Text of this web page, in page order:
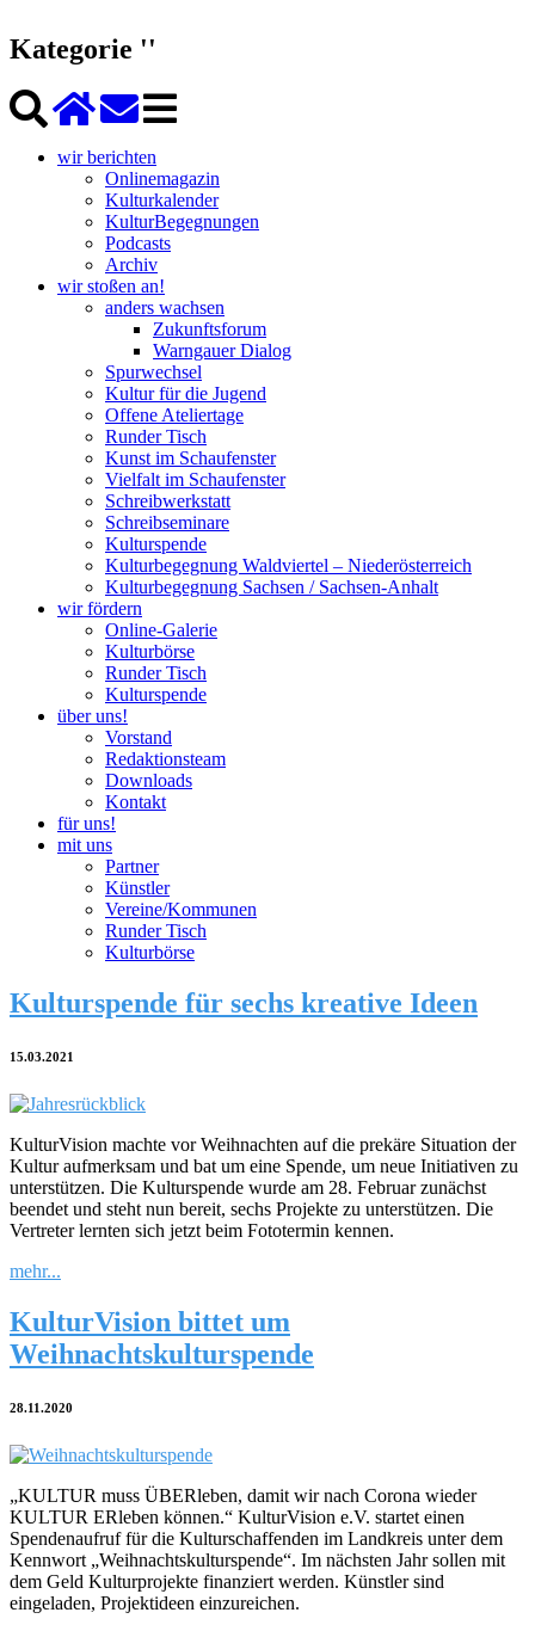
Kategorie ''
wir berichten
Onlinemagazin
Kulturkalender
KulturBegegnungen
Podcasts
Archiv
wir stoßen an!
anders wachsen
Zukunftsforum
Warngauer Dialog
Spurwechsel
Kultur für die Jugend
Offene Ateliertage
Runder Tisch
Kunst im Schaufenster
Vielfalt im Schaufenster
Schreibwerkstatt
Schreibseminare
Kulturspende
Kulturbegegnung Waldviertel – Niederösterreich
Kulturbegegnung Sachsen / Sachsen-Anhalt
wir fördern
Online-Galerie
Kulturbörse
Runder Tisch
Kulturspende
über uns!
Vorstand
Redaktionsteam
Downloads
Kontakt
für uns!
mit uns
Partner
Künstler
Vereine/Kommunen
Runder Tisch
Kulturbörse
Kulturspende für sechs kreative Ideen
15.03.2021
KulturVision machte vor Weihnachten auf die prekäre Situation der
Kultur aufmerksam und bat um eine Spende, um neue Initiativen zu
unterstützen. Die Kulturspende wurde am 28. Februar zunächst
beendet und steht nun bereit, sechs Projekte zu unterstützen. Die
Vertreter lernten sich jetzt beim Fototermin kennen.
mehr...
KulturVision bittet um
Weihnachtskulturspende
28.11.2020
„KULTUR muss ÜBERleben, damit wir nach Corona wieder
KULTUR ERleben können.“ KulturVision e.V. startet einen
Spendenaufruf für die Kulturschaffenden im Landkreis unter dem
Kennwort „Weihnachtskulturspende“. Im nächsten Jahr sollen mit
dem Geld Kulturprojekte finanziert werden. Künstler sind
eingeladen, Projektideen einzureichen.